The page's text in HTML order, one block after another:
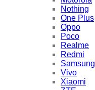
Nothing
One Plus
Oppo
Poco
Realme
Redmi
Samsung
Vivo
Xiaomi